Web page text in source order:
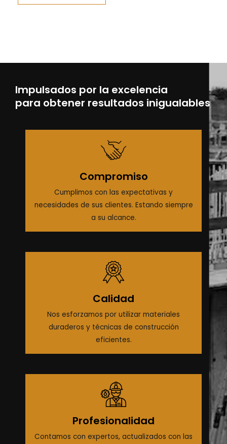
Impulsados por la excelencia
para obtener resultados inigualables
Compromiso
Cumplimos con las expectativas y
necesidades de sus clientes. Estando siempre
a su alcance.
Calidad
Nos esforzamos por utilizar materiales
duraderos y técnicas de construcción
eficientes.
Profesionalidad
Contamos con expertos, actualizados con las